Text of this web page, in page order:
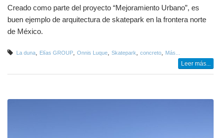
Creado como parte del proyecto “Mejoramiento Urbano”, es
buen ejemplo de arquitectura de skatepark en la frontera norte
de México.
La duna Elías GROUP Onnis Luque Skatepark concreto Más...
Leer más...